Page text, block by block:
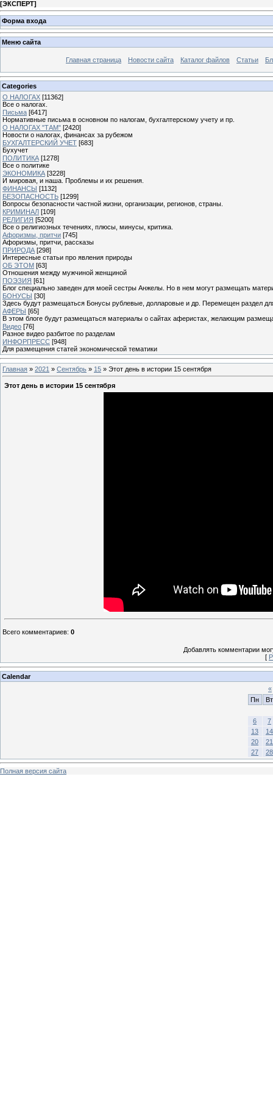
[ЭКСПЕРТ]
Форма входа
Меню сайта
Главная страница Новости сайта Каталог файлов Статьи
Categories
О НАЛОГАХ [11362]
Все о налогах.
Письма [6417]
Нормативные письма в основном по налогам, бухгалтерскому учету и пр.
О НАЛОГАХ "ТАМ" [2420]
Новости о налогах, финансах за рубежом
БУХГАЛТЕРСКИЙ УЧЕТ [683]
Бухучет
ПОЛИТИКА [1278]
Все о политике
ЭКОНОМИКА [3228]
И мировая, и наша. Проблемы и их решения.
ФИНАНСЫ [1132]
БЕЗОПАСНОСТЬ [1299]
Вопросы безопасности частной жизни, организации, регионов, страны.
КРИМИНАЛ [109]
РЕЛИГИЯ [5200]
Все о религиозных течениях, плюсы, минусы, критика.
Афоризмы, притчи [745]
Афоризмы, притчи, рассказы
ПРИРОДА [298]
Интересные статьи про явления природы
ОБ ЭТОМ [63]
Отношения между мужчиной женщиной
ПОЭЗИЯ [61]
Блог специально заведен для моей сестры Анжелы. Но в нем могут размещать
БОНУСЫ [30]
Здесь будут размещаться Бонусы рублевые, долларовые и др. Перемещен раздел
АФЕРЫ [65]
В этом блоге будут размещаться материалы о сайтах аферистах, желающим
Видео [76]
Разное видео разбитое по разделам
ИНФОРПРЕСС [948]
Для размещения статей экономической тематики
Главная » 2021 » Сентябрь » 15 » Этот день в истории 15 сентября
Этот день в истории 15 сентября
Всего комментариев: 0
Добавлять комментарии
[
Calendar
«
Пн
Вт
6
7
13
14
20
21
27
28
Полная версия сайта